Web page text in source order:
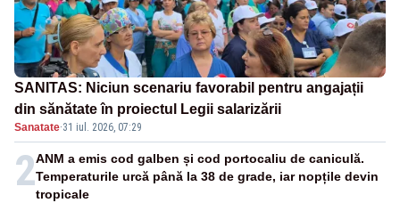
SANITAS: Niciun scenariu favorabil pentru angajații
din sănătate în proiectul Legii salarizării
Sanatate·31 iul. 2026, 07:29
2ANM a emis cod galben și cod portocaliu de caniculă.
Temperaturile urcă până la 38 de grade, iar nopțile devin
tropicale